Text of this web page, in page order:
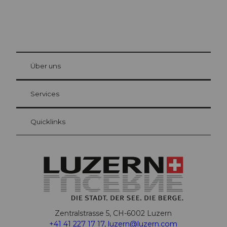
Gästekarte Luzern
Ihre Vorteile als Übernachtungsgast
at Bre
Über uns
Services
Quicklinks
Zentralstrasse 5, CH-6002 Luzern
+41 41 227 17 17, luzern@luzern.com